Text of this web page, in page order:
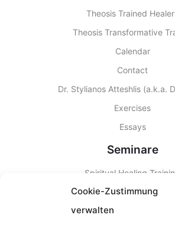
Cookie-Zustimmung
verwalten
Theosis Trained
Theosis Transformative
Calendar
Contact
Dr. Stylianos Atteshlis (a.k.a.
Exercises
Essays
Seminare
Spiritual Healing
Other Seminars
Seminar Locations